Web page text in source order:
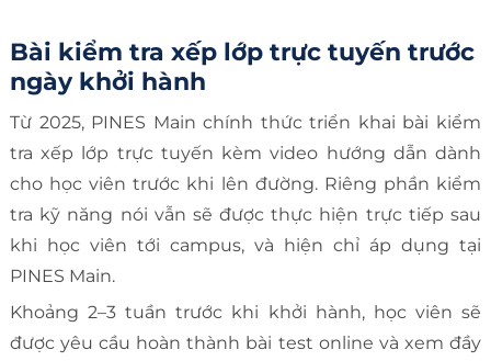
Bài kiểm tra xếp lớp trực tuyến trước
ngày khởi hành
Từ 2025, PINES Main chính thức triển khai bài kiểm
tra xếp lớp trực tuyến kèm video hướng dẫn dành
cho học viên trước khi lên đường. Riêng phần kiểm
tra kỹ năng nói vẫn sẽ được thực hiện trực tiếp sau
khi học viên tới campus, và hiện chỉ áp dụng tại
PINES Main.
Khoảng 2–3 tuần trước khi khởi hành, học viên sẽ
được yêu cầu hoàn thành bài test online và xem đầy